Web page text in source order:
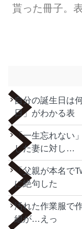
貰った冊子。
自分の誕生日は
日」がわかる表
「一生忘れない
した妻に対し…
「父親が本名で
に絶句した
汚れた作業服で
組が…えっ